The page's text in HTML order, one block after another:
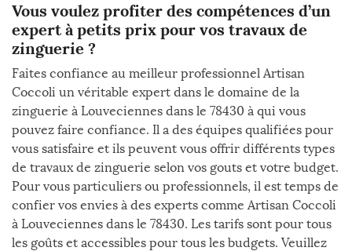
Vous voulez profiter des compétences d’un
expert à petits prix pour vos travaux de
zinguerie ?
Faites confiance au meilleur professionnel Artisan
Coccoli un véritable expert dans le domaine de la
zinguerie à Louveciennes dans le 78430 à qui vous
pouvez faire confiance. Il a des équipes qualifiées pour
vous satisfaire et ils peuvent vous offrir différents types
de travaux de zinguerie selon vos gouts et votre budget.
Pour vous particuliers ou professionnels, il est temps de
confier vos envies à des experts comme Artisan Coccoli
à Louveciennes dans le 78430. Les tarifs sont pour tous
les goûts et accessibles pour tous les budgets. Veuillez